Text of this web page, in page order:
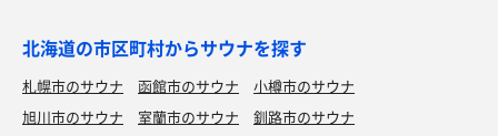
北海道の市区町村からサウナを探す
札幌市のサウナ 函館市のサウナ
小樽市のサウナ
旭川市のサウナ
室蘭市のサウナ
釧路市のサウナ